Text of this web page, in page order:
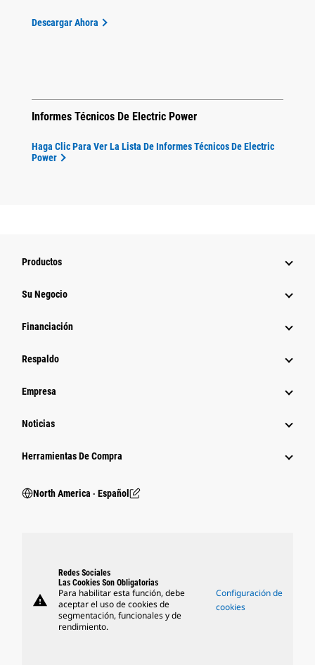
Descargar Ahora
Informes Técnicos De Electric Power
Haga Clic Para Ver La Lista De Informes Técnicos De Electric
Power
Productos
Su Negocio
Financiación
Respaldo
Empresa
Noticias
Herramientas De Compra
North America ‧ Español
warning
Redes Sociales
Las Cookies Son Obligatorias
Para habilitar esta función, debe
aceptar el uso de cookies de
segmentación, funcionales y de
rendimiento.
Configuración de
cookies